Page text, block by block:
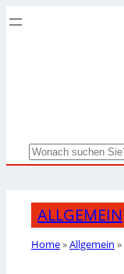
Search
ALLGEMEIN
Home»Allgemein »